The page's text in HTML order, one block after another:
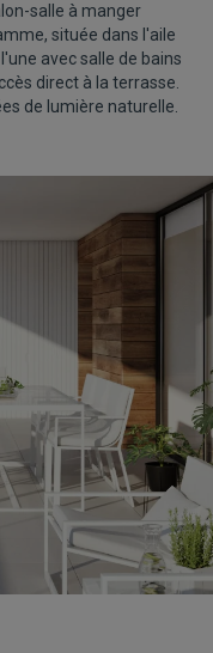
salle à manger
située dans l'aile
avec salle de bains
direct à la terrasse.
de lumière naturelle.